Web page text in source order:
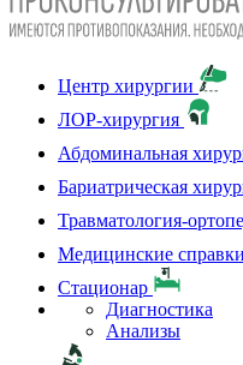
Центр хирургии
ЛОР-хирургия
Абдоминальная
Бариатрическая
Травматология-
Медицинские справки
Стационар
Диагностика
Анализы